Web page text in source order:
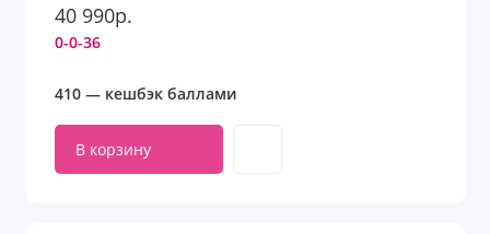
40 990р.
0-0-36
410 — кешбэк баллами
В корзину